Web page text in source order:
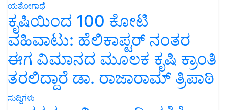
ಯಶೋಗಾಥೆ
ಕೃಷಿಯಿಂದ 100 ಕೋಟಿ
ವಹಿವಾಟು: ಹೆಲಿಕಾಪ್ಟರ್ ನಂತರ
ಈಗ ವಿಮಾನದ ಮೂಲಕ ಕೃಷಿ ಕ್ರಾಂತಿ
ತರಲಿದ್ದಾರೆ ಡಾ. ರಾಜಾರಾಮ್ ತ್ರಿಪಾಠಿ
ಸುದ್ದಿಗಳು